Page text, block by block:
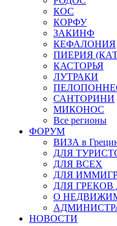
КОС
КОРФУ
ЗАКИНФ
КЕФАЛОНИЯ
ПИЕРИЯ
КАСТОРЬЯ
ЛУТРАКИ
САНТОРИНИ
МИКОНОС
Все регионы
ФОРУМ
ВИЗА в
ДЛЯ
ДЛЯ ВСЕХ
ДЛЯ
ДЛЯ
О
НОВОСТИ